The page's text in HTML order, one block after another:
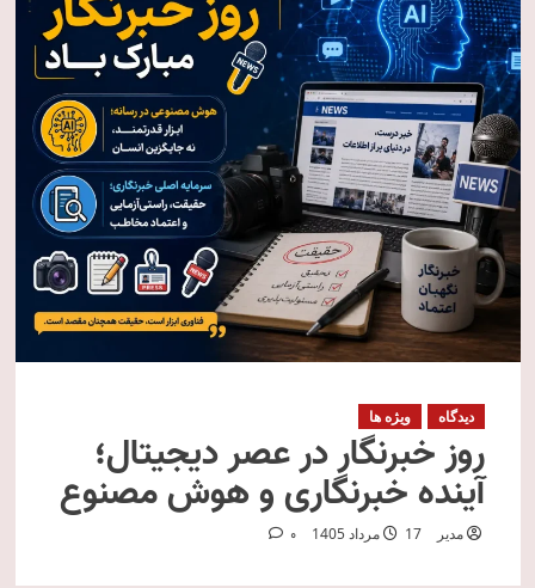
دیدگاه ویژه ها
روز خبرنگار در عصر دیجیتال؛
آینده خبرنگاری و هوش مصنوع
مدیر 17 مرداد 1405 0